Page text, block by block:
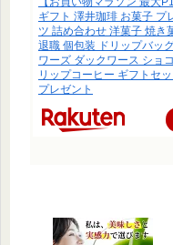
ギフト 澤井珈琲 お菓子 プ
ツ 詰め合わせ 洋菓子 焼き
退職 個包装 ドリップバッ
ワーズ ダックワース ショ
リップコーヒー ギフトセ
プレゼント